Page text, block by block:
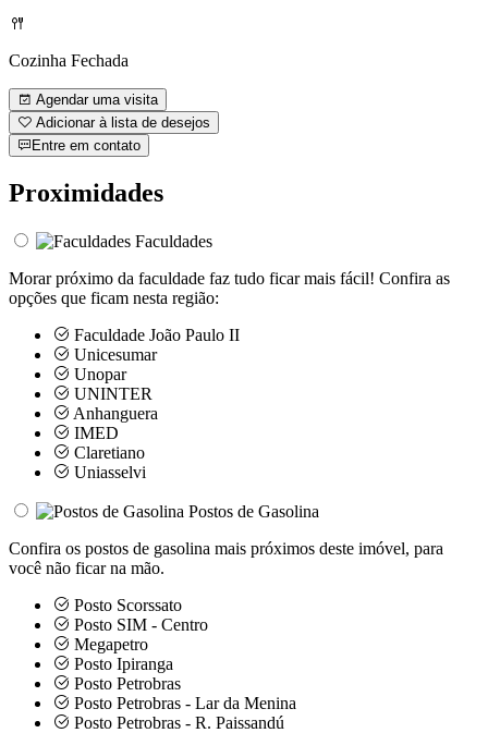
Cozinha Fechada
Agendar uma visita
Adicionar à lista de desejos
Entre em contato
Proximidades
Faculdades
Morar próximo da faculdade faz tudo ficar mais fácil! Confira as
opções que ficam nesta região:
Faculdade João Paulo II
Unicesumar
Unopar
UNINTER
Anhanguera
IMED
Claretiano
Uniasselvi
Postos de Gasolina
Confira os postos de gasolina mais próximos deste imóvel, para
você não ficar na mão.
Posto Scorssato
Posto SIM - Centro
Megapetro
Posto Ipiranga
Posto Petrobras
Posto Petrobras - Lar da Menina
Posto Petrobras - R. Paissandú